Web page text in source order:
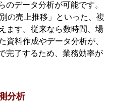
のデータ分析が可能です。
の売上推移」といった、複
ます。従来なら数時間、場
資料作成やデータ分析が、
完了するため、業務効率が
分析